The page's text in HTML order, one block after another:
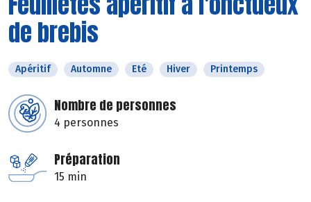
de brebis
Apéritif Automne Eté Hiver Printemps
Nombre de personnes
4 personnes
Préparation
15 min